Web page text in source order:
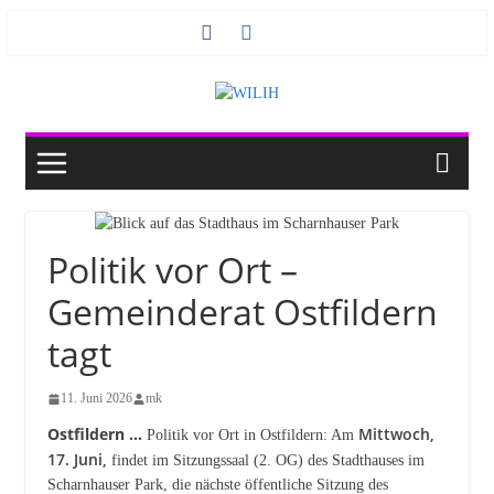
Politik vor Ort –
Gemeinderat Ostfildern
tagt
11. Juni 2026 mk
Ostfildern … Politik vor Ort in Ostfildern: Am Mittwoch,
17. Juni, findet im Sitzungssaal (2. OG) des Stadthauses im
Scharnhauser Park, die nächste öffentliche Sitzung des